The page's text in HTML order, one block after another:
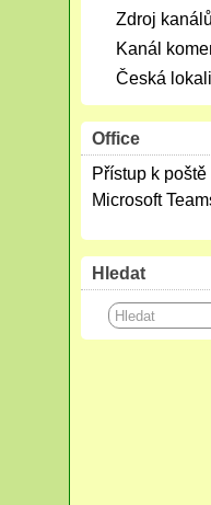
Zdroj
Kanál
Česká
Office
Přístup k poště
Microsoft
Hledat